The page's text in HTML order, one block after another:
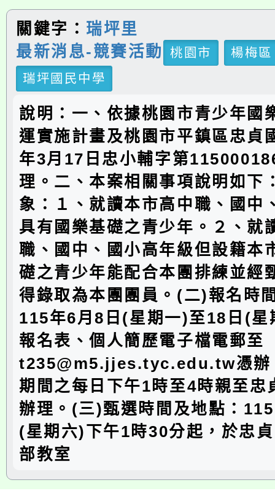
關鍵字： 瑞坪里
最新消息-競賽活動
桃園市
楊梅區
瑞坪國民中學
說明：一、依據桃園市青少年國
運實施計畫及桃園市平鎮區忠貞
年3月17日忠小輔字第
理。二、本案相關事項說明如下
象：１、就讀本市高中職、國中
具有國樂基礎之青少年。２、就
職、國中、國小高年級但設籍本
礎之青少年能配合本團排練並經
得錄取為本團團員。(二)報名時
115年6月8日(星期一)至18日(星
報名表、個人簡歷電子檔電郵至
t235@m5.jjes.tyc.edu.tw憑辦
期間之每日下午1時至4時親至忠
辦理。(三)甄選時間及地點：
(星期六)下午1時30分起，於忠
部教室